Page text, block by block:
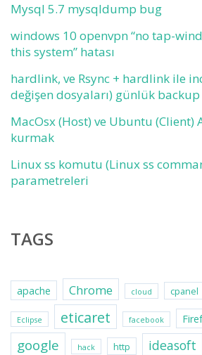
Mysql 5.7 mysqldump bug
windows 10 openvpn “no tap-
this system” hatası
hardlink, ve Rsync + hardlink ile
değişen dosyaları) günlük
MacOsx (Host) ve Ubuntu (Client)
kurmak
Linux ss komutu (Linux ss
parametreleri
TAGS
apache Chrome cloud cpanel
Eclipse eticaret facebook
google hack http ideasoft